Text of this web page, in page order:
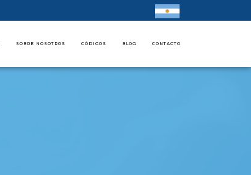
SOBRE NOSOTROS CÓDIGOS BLOG CONTACTO